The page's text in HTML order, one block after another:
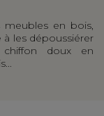
en bois,
les dépoussiérer
chiffon doux en